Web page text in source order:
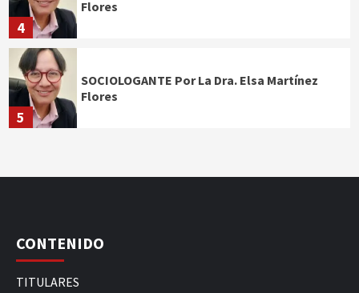
4
Flores
5
SOCIOLOGANTE Por La Dra. Elsa Martínez
Flores
CONTENIDO
TITULARES